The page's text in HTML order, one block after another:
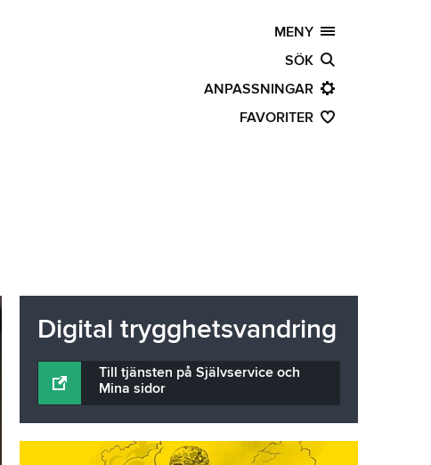
MENY
SÖK
ANPASSNINGAR
FAVORITER
Digital trygghetsvandring
Till tjänsten på Självservice och
Mina sidor